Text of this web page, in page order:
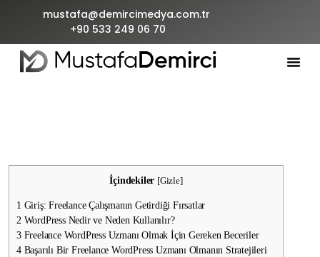
mustafa@demircimedya.com.tr
+90 533 249 06 70
İçindekiler [Gizle]
1 Giriş: Freelance Çalışmanın Getirdiği Fırsatlar
2WordPress Nedir ve Neden Kullanılır?
3Freelance WordPress Uzmanı Olmak İçin Gereken Beceriler
4Başarılı Bir Freelance WordPress Uzmanı Olmanın Stratejileri